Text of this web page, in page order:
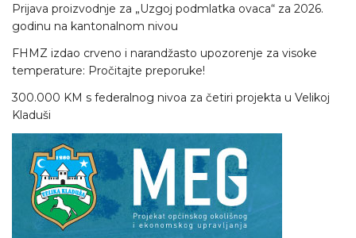
Prijava proizvodnje za „Uzgoj podmlatka ovaca“ za 2026.
godinu na kantonalnom nivou
FHMZ izdao crveno i narandžasto upozorenje za visoke
temperature: Pročitajte preporuke!
300.000 KM s federalnog nivoa za četiri projekta u Velikoj
Kladuši